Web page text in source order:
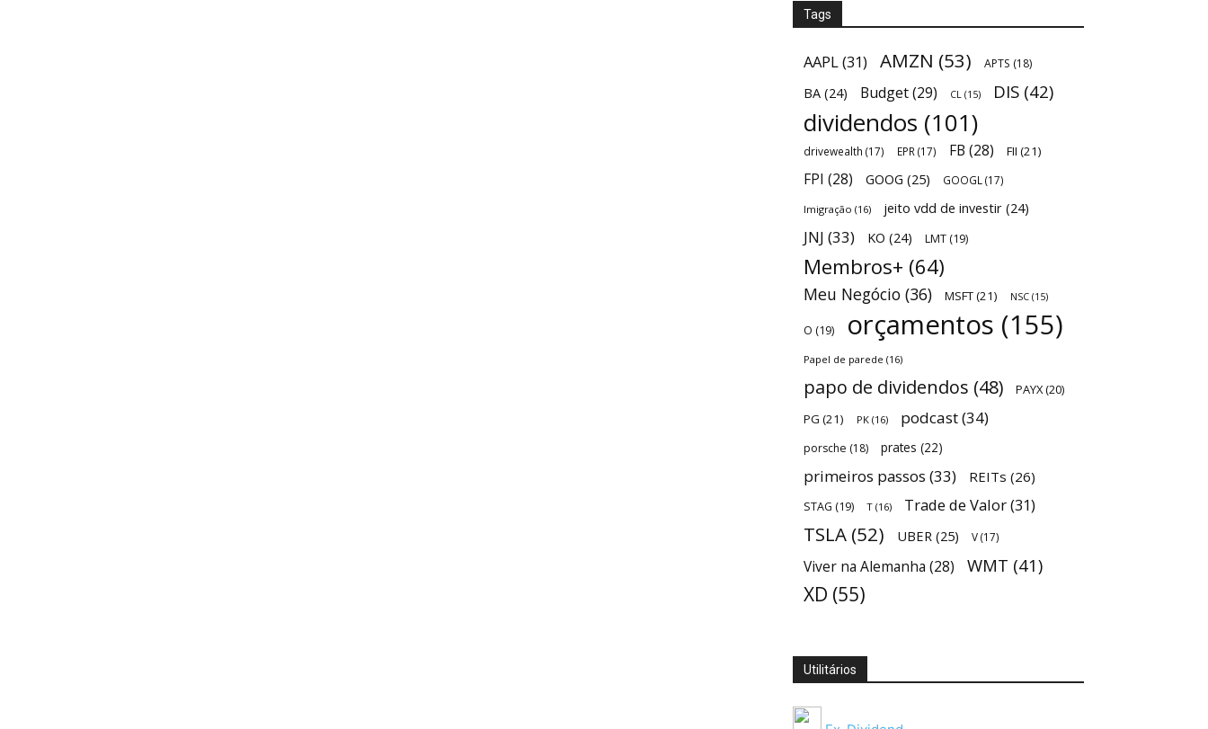
Tags
AAPL(31) AMZN (53) APTS (18)
BA (24) Budget(29) CL (15) DIS (42)
dividendos (101)
drivewealth (17) EPR (17) FB (28) FII (21)
FPI (28) GOOG (25) GOOGL (17)
Imigração (16) jeito vdd de investir (24)
JNJ (33) KO (24) LMT (19)
Membros+ (64)
Meu Negócio (36) MSFT(21) NSC (15)
O (19) orçamentos (155)
Papel de parede (16)
papo de dividendos (48) PAYX(20)
PG (21) PK (16) podcast(34)
porsche (18) prates (22)
primeiros passos (33) REITs (26)
STAG (19) T (16) Trade de Valor(31)
TSLA (52) UBER (25) V(17)
Viver na Alemanha (28) WMT (41)
XD (55)
Utilitários